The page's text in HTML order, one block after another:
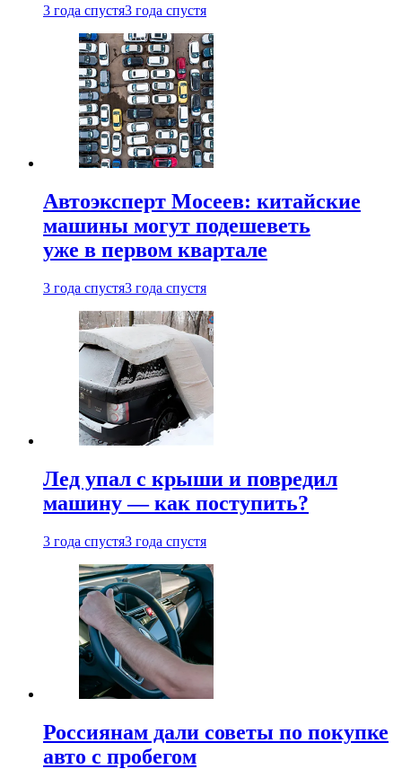
3 года спустя3 года спустя
Автоэксперт Мосеев: китайские
машины могут подешеветь
уже в первом квартале
3 года спустя3 года спустя
Лед упал с крыши и повредил
машину — как поступить?
3 года спустя3 года спустя
Россиянам дали советы по покупке
авто с пробегом